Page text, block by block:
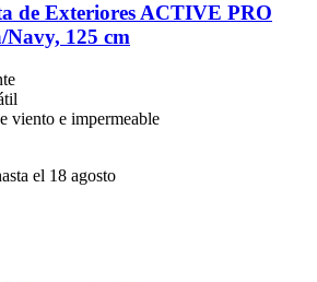
de Exteriores ACTIVE PRO
125 cm
viento e impermeable
el 18 agosto